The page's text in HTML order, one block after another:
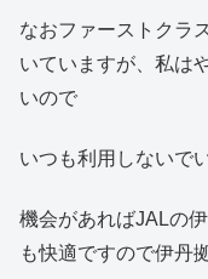
なおファーストクラ
いていますが、私は
いので
いつも利用しないで
機会があればJALの
も快適ですので伊丹